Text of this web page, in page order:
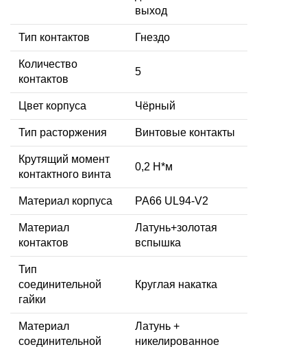
выход
Тип контактов Гнездо
Количество
контактов
5
Цвет корпуса Чёрный
Тип расторжения Винтовые контакты
Крутящий момент
контактного винта
0,2 Н*м
Материал корпуса PA66 UL94-V2
Материал
контактов
Латунь+золотая
вспышка
Тип
соединительной
гайки
Круглая накатка
Материал
соединительной
Латунь +
никелированное